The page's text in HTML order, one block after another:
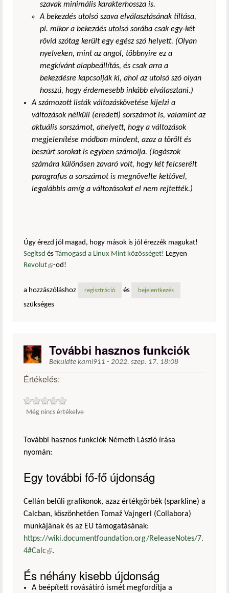
szavak minimális karakterhossza is.
A bekezdés utolsó szava elválasztásának tiltása,
pl. mikor a bekezdés utolsó sorába csak egy-két
rövid szótag került egy egész szó helyett. (Olyan
nyelveken, mint az angol, többnyire ez a
megkívánt alapbeállítás, és csak arra a
bekezdésre kapcsolják ki, ahol az utolsó szó olyan
hosszú, hogy érdemesebb inkább elválasztani.)
A számozott listák változáskövetése kijelzi a
változások nélküli (eredeti) sorszámot is, valamint az
aktuális sorszámot, ahelyett, hogy a változások
megjelenítése módban mindent, azaz a törölt és
beszúrt sorokat is egyben számolja. (Jogászok
számára különösen zavaró volt, hogy két felcserélt
paragrafus a sorszámot is megnövelte kettővel,
legalábbis amíg a változásokat el nem rejtették.)
Úgy érezd jól magad, hogy mások is jól érezzék magukat!
Segítsd és Támogasd a Linux Mint közösséget! Legyen
Revolut(külső hivatkozás)
-od!
a hozzászóláshoz regisztráció és bejelentkezés
szükséges
További hasznos funkciók
Beküldte kami911 - 2022. szep. 17. 18:08
Értékelés:
Még nincs értékelve
További hasznos funkciók Németh László írása
nyomán:
Egy további fő-fő újdonság
Cellán belüli grafikonok, azaz értékgörbék (sparkline) a
Calcban, köszönhetően Tomaž Vajngerl (Collabora)
munkájának és az EU támogatásának:
https://wiki.documentfoundation.org/ReleaseNotes/7.
4#Calc(külső hivatkozás)
.
És néhány kisebb újdonság
A beépített rovásátíró ismét megfordítja a